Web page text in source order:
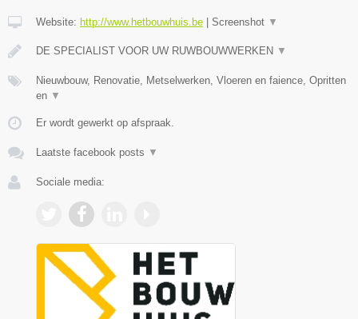
Website: http://www.hetbouwhuis.be Screenshot ▼
DE SPECIALIST VOOR UW RUWBOUWWERKEN ▼
Nieuwbouw, Renovatie, Metselwerken, Vloeren en faience, Opritten
en ▼
Er wordt gewerkt op afspraak.
Laatste facebook posts ▼
Sociale media: